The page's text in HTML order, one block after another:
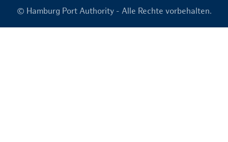
© Hamburg Port Authority - Alle Rechte vorbehalten.